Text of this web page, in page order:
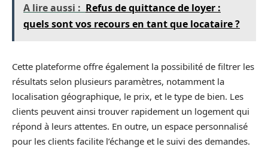
A lire aussi : Refus de quittance de loyer :
quels sont vos recours en tant que locataire ?
Cette plateforme offre également la possibilité de filtrer les
résultats selon plusieurs paramètres, notamment la
localisation géographique, le prix, et le type de bien. Les
clients peuvent ainsi trouver rapidement un logement qui
répond à leurs attentes. En outre, un espace personnalisé
pour les clients facilite l’échange et le suivi des demandes.